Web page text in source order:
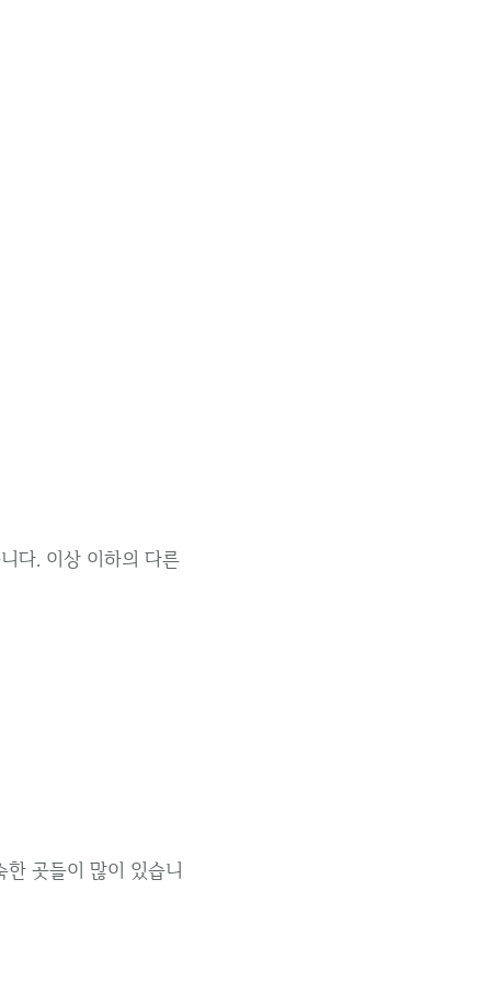
다. 이상 이하의 다른
곳들이 많이 있습니